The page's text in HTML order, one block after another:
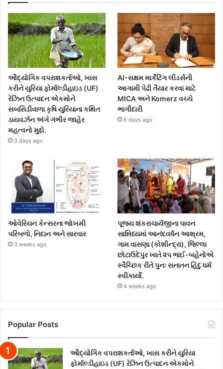
ઔદ્યોગિક વપરાશકર્તાઓ, ખાસ
કરીને યુરિયા ફોર્માલ્ડીહાઇડ (UF)
રેઝિન ઉત્પાદન એકમોને
સબસિડીવાળા કૃષિ યુરિયાના કથિત
ડાયવર્ઝન અંગે ગંભીર જાહેર
મહત્વનો મુદ્દો.
3 days ago
AI-સક્ષમ માર્કેટિંગ લીડર્સની
આગામી પેઢી તૈયાર કરવા માટે
MICA અને Komerz વચ્ચે
ભાગીદારી
6 days ago
ઓવેરિયન કેન્સરના જોખમી
પરિબળો, નિદાન અને સારવાર
3 weeks ago
પૂજ્ય શંકરાચાર્યજીના પાવન
સાન્નિધ્યમાં આનંદવર્ધન આશ્રમ,
ગામ વાસણા (કોશીન્દ્રા), જિલ્લા
છોટાઉદેપુર ખાતે ૨૫ ભાઈ-બહેનોએ
સ્વૈચ્છિક રીતે પુનઃ સનાતન હિંદુ ધર્મ
સ્વીકાર્યો.
4 weeks ago
Popular Posts
ઔદ્યોગિક વપરાશકર્તાઓ, ખાસ કરીને યુરિયા
ફોર્માલ્ડીહાઇડ (UF) રેઝિન ઉત્પાદન એકમોને